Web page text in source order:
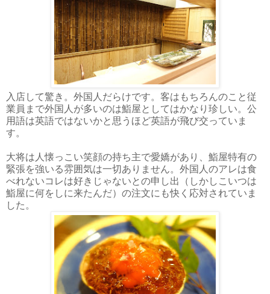
入店して驚き。外国人だらけです。客はもちろんのこと従
業員まで外国人が多いのは鮨屋としてはかなり珍しい。公
用語は英語ではないかと思うほど英語が飛び交っていま
す。
大将は人懐っこい笑顔の持ち主で愛嬌があり、鮨屋特有の
緊張を強いる雰囲気は一切ありません。外国人のアレは食
べれないコレは好きじゃないとの申し出（しかしこいつは
鮨屋に何をしに来たんだ）の注文にも快く応対されていま
した。